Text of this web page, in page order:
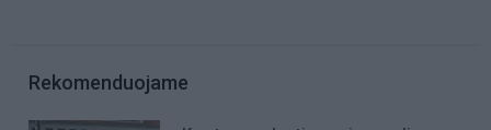
Rekomenduojame